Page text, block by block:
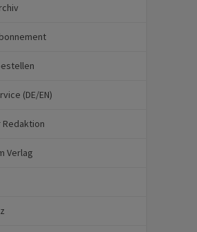
(DE/EN)
Verlag